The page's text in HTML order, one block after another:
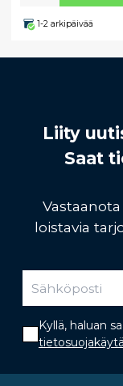
1-2 arkipäivää
Liity
Saat
loistavia
Kyllä, haluan